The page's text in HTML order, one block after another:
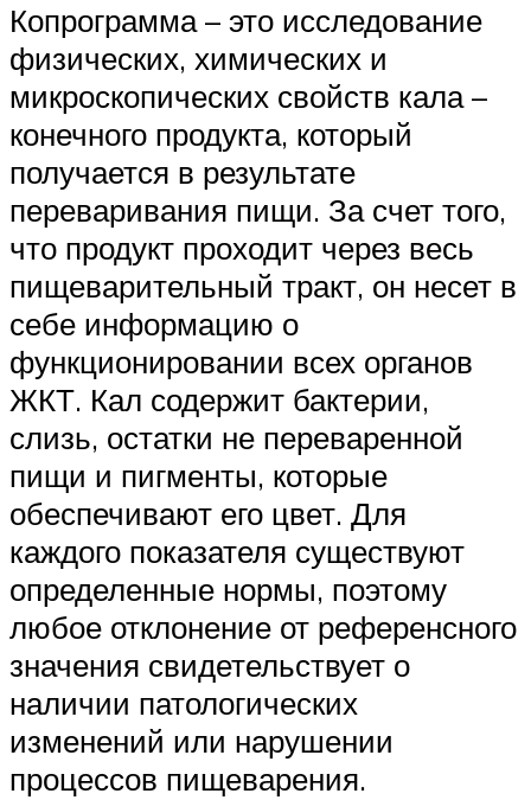
Копрограмма – это исследование
физических, химических и
микроскопических свойств кала –
конечного продукта, который
получается в результате
переваривания пищи. За счет того,
что продукт проходит через весь
пищеварительный тракт, он несет в
себе информацию о
функционировании всех органов
ЖКТ. Кал содержит бактерии,
слизь, остатки не переваренной
пищи и пигменты, которые
обеспечивают его цвет. Для
каждого показателя существуют
определенные нормы, поэтому
любое отклонение от референсного
значения свидетельствует о
наличии патологических
изменений или нарушении
процессов пищеварения.